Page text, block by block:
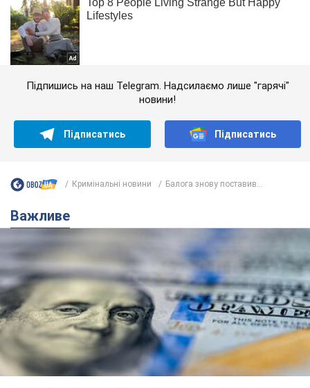
Підпишись на наш Telegram. Надсилаємо лише "гарячі"
новини!
Підписатись Підписатись
Кримінальні новини Балога знову поставив...
Важливе